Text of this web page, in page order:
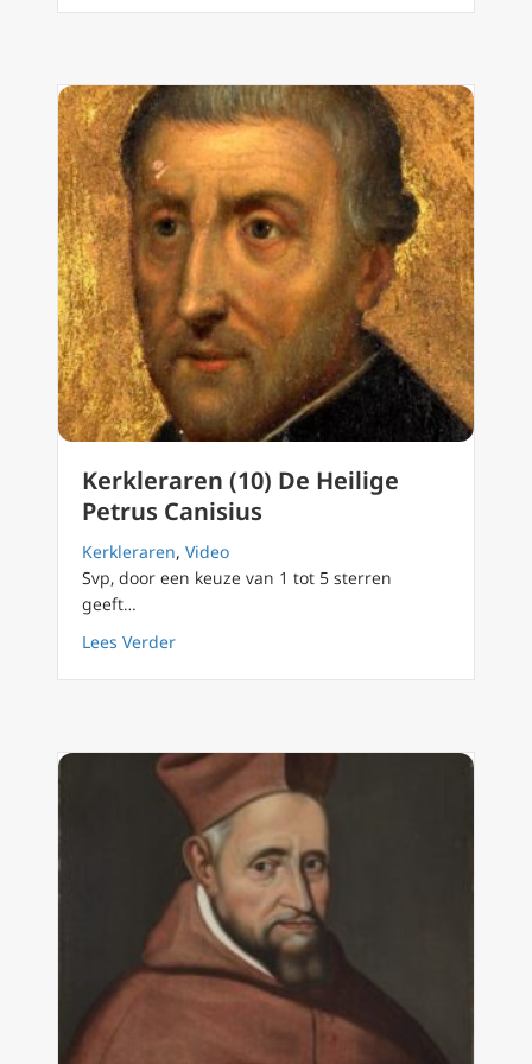
Kerkleraren (10) De Heilige
Petrus Canisius
Kerkleraren, Video
Svp, door een keuze van 1 tot 5 sterren
geeft…
Lees Verderabout Kerkleraren (10) De Heilige Petrus